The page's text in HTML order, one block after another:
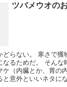
ツバメウオの
らない。 寒さで獲
なるためだ。 そんな
（内臓とか、胃の
意外といいネタにな